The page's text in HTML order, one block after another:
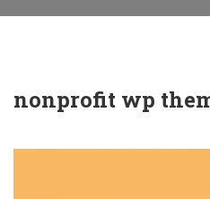
nonprofit wp